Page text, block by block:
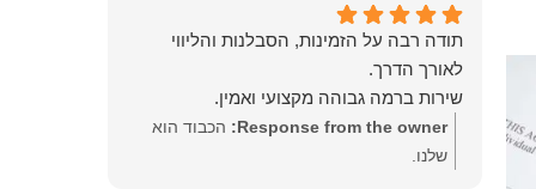
תודה רבה על הזמינות, הסבלנות והליווי
שירות ברמה גבוהה מקצועי ואמין.
Response from the owner:
הכבוד הוא
שלנו.